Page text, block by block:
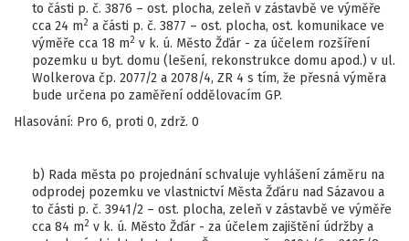
to části p. č. 3876 – ost. plocha, zeleň v zástavbě ve výměře
cca 24 m2 a části p. č. 3877 – ost. plocha, ost. komunikace ve
výměře cca 18 m2 v k. ú. Město Žďár - za účelem rozšíření
pozemku u byt. domu (lešení, rekonstrukce domu apod.) v ul.
Wolkerova čp. 2077/2 a 2078/4, ZR 4 s tím, že přesná výměra
bude určena po zaměření oddělovacím GP.
Hlasování: Pro 6, proti 0, zdrž. 0
b) Rada města po projednání schvaluje vyhlášení záměru na
odprodej pozemku ve vlastnictví Města Žďáru nad Sázavou a
to části p. č. 3941/2 – ost. plocha, zeleň v zástavbě ve výměře
cca 84 m2 v k. ú. Město Žďár - za účelem zajištění údržby a